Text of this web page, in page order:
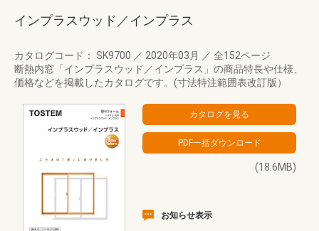
インプラスウッド／インプラス
カタログコード： SK9700 ／ 2020年03月 ／ 全152ページ
断熱内窓「インプラスウッド／インプラス」の商品特長や仕様、
価格などを掲載したカタログです。(寸法特注範囲表改訂版）
(18.6MB)
お知らせ表示